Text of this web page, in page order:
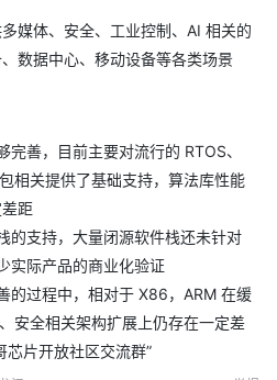
媒体、安全、工业控制、AI 相关的
数据中心、移动设备等各类场景
善，目前主要对流行的 RTOS、
相关提供了基础支持，算法库性能
距
的支持，大量闭源软件栈还未针对
实际产品的商业化验证
的过程中，相对于 X86，ARM 在缓
安全相关架构扩展上仍存在一定差
芯片开放社区交流群”